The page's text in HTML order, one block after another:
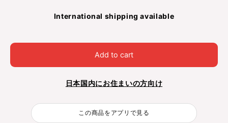
International shipping available
Add to cart
日本国内にお住まいの方向け
この商品をアプリで見る